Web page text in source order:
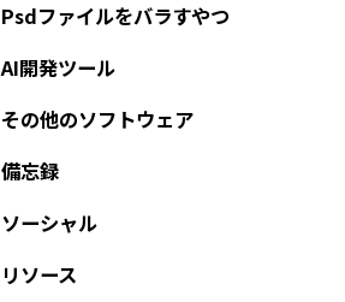
Psdファイルをバラすやつ
AI開発ツール
その他のソフトウェア
備忘録
ソーシャル
リソース